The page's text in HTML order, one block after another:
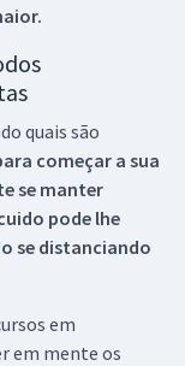
quais são
começar a sua
se manter
pode lhe
se distanciando
em
em mente os